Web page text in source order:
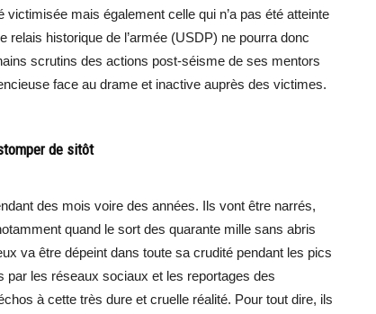
mais également celle qui n’a pas été atteinte
historique de l’armée (USDP) ne pourra donc
scrutins des actions post-séisme de ses mentors
face au drame et inactive auprès des victimes.
de sitôt
des mois voire des années. Ils vont être narrés,
quand le sort des quarante mille sans abris
va être dépeint dans toute sa crudité pendant les pics
les réseaux sociaux et les reportages des
à cette très dure et cruelle réalité. Pour tout dire, ils